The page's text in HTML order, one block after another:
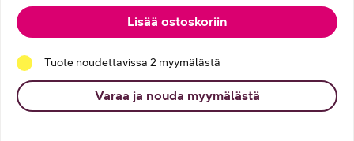
Lisää ostoskoriin
Tuote noudettavissa 2 myymälästä
Varaa ja nouda myymälästä